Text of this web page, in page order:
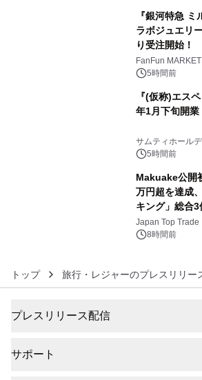
『銀河特急
ラボジュエリ
り受注開始！
FanFun MARKET
5時間前
『(仮称)エス
年1月下旬開業
サムティホール
5時間前
Makuake公開
万円超を達成
キング」総合
浴シンギング
ズ（XL・2XL
Japan Top Trade
8時間前
トップ 旅行・レジャーのプレスリリー
プレスリリース配信
サポート